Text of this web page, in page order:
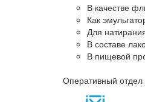
В качестве
Как
Для
В составе
В пищевой
Оперативный отдел